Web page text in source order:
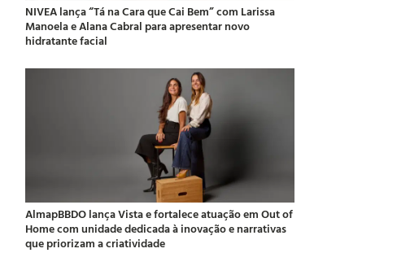
NIVEA lança “Tá na Cara que Cai Bem” com Larissa
Manoela e Alana Cabral para apresentar novo
hidratante facial
AlmapBBDO lança Vista e fortalece atuação em Out of
Home com unidade dedicada à inovação e narrativas
que priorizam a criatividade